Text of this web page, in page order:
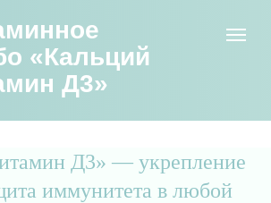
«Кальций
Д3»
Д3» — укрепление
иммунитета в любой